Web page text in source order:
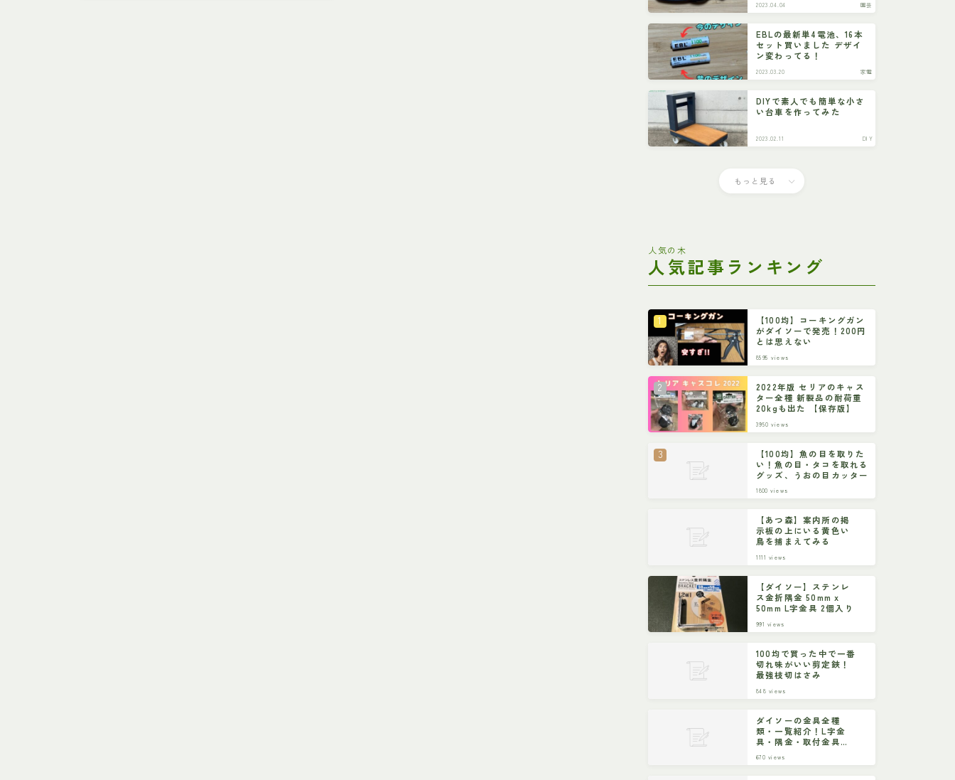
2023.04.04 園芸
EBLの最新単4電池、16本
セット買いました デザイ
ン変わってる！
2023.03.20 家電
DIYで素人でも簡単な小さ
い台車を作ってみた
2023.02.11 DIY
もっと見る
人気の木
人気記事ランキング
【100均】コーキングガン
がダイソーで発売！200円
とは思えない
8595 views
2022年版 セリアのキャス
ター全種 新製品の耐荷重
20kgも出た 【保存版】
3950 views
【100均】魚の目を取りた
い！魚の目・タコを取れる
グッズ、うおの目カッター
1800 views
【あつ森】案内所の掲
示板の上にいる黄色い
鳥を捕まえてみる
1111 views
【ダイソー】ステンレ
ス金折隅金 50mm x
50mm L字金具 2個入り
991 views
100均で買った中で一番
切れ味がいい剪定鋏！
最強枝切はさみ
848 views
ダイソーの金具全種
類・一覧紹介！L字金
具・隅金・取付金具な
670 views